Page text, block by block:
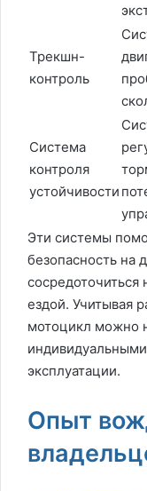
Трекшн-
контроль
Система
контроля
устойчивости
Эти системы
безопасность на
сосредоточиться
ездой. Учитывая
мотоцикл можно
эксплуатации.
Опыт